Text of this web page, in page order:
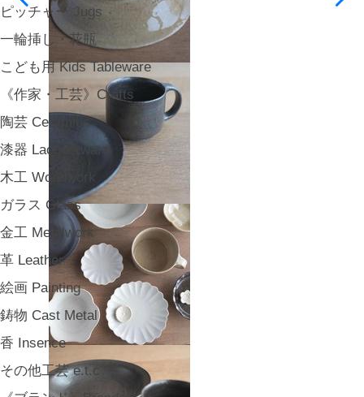
ピッチャー Jugs
一輪挿し・花瓶
こども用 Kids Tableware
《作家・工芸》Crafts
陶芸 Ceramics
漆器 Lacquerware
木工 Woodwork
ガラス Glass
金工 Metalwork
革 Leather
絵画 Painting
鋳物 Cast Metal
香 Insence
その他工芸 e.t.c